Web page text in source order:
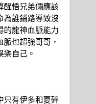
醒悟兄弟倆應該
為誰鋪路導致沒
的龍神血脈能力
也超強哥哥，
自己。
只有伊多和夏碎